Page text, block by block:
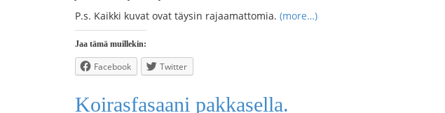
P.s. Kaikki kuvat ovat täysin rajaamattomia. (more…)
Jaa tämä muillekin:
Facebook Twitter
Koirasfasaani pakkasella.